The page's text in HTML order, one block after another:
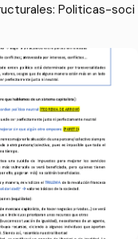
Politicas-soci